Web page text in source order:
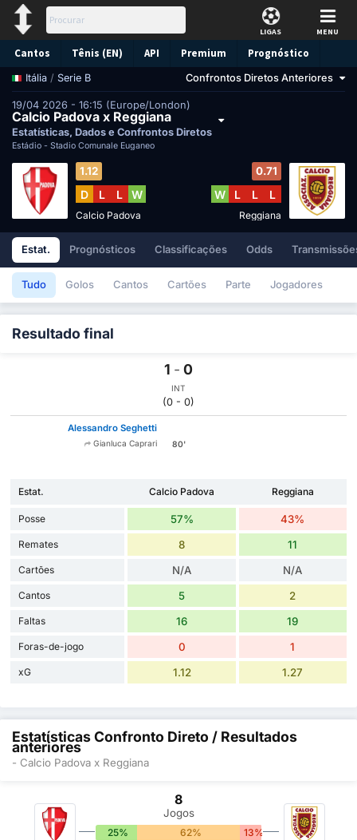
LIGAS MENU
Cantos Tênis (EN) API Premium Prognóstico
Itália / Serie B Confrontos Diretos Anteriores
19/04 2026 - 16:15 (Europe/London)
Calcio Padova x Reggiana
Estatísticas, Dados e Confrontos Diretos
Estádio - Stadio Comunale Euganeo
1.12
D L L W
Calcio Padova
0.71
W L L L
Reggiana
Estat. Prognósticos Classificações Odds
Tudo Golos Cantos Cartões Parte Jogadores
Resultado final
1 - 0
INT
(0 - 0)
Alessandro Seghetti
Gianluca Caprari 80'
Estat. Calcio Padova Reggiana
Posse 57% 43%
Remates 8 11
Cartões N/A N/A
Cantos 5 2
Faltas 16 19
Foras-de-jogo 0 1
xG 1.12 1.27
Estatísticas Confronto Direto / Resultados
anteriores
- Calcio Padova x Reggiana
8
Jogos
25% 62% 13%